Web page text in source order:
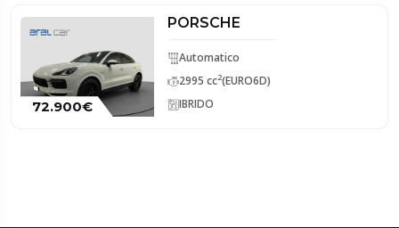
72.900€
PORSCHE
Automatico
2995 cc2(EURO6D)
IBRIDO